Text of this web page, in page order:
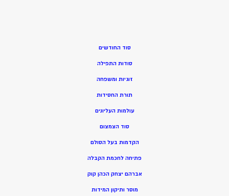
סוד החודשים
סודות התפילה
זוגיות ומשפחה
תורת החסידות
עולמות העליונים
סוד הצמצום
הקדמות בעל הסולם
פתיחה לחכמת הקבלה
אברהם יצחק הכהן קוק
מוסר ותיקון המידות